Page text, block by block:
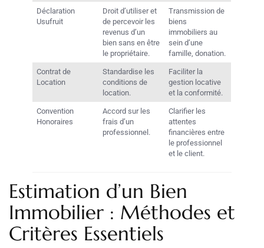
Déclaration
Usufruit
Droit d’utiliser et
de percevoir les
revenus d’un
bien sans en être
le propriétaire.
Transmission de
biens
immobiliers au
sein d’une
famille, donation.
Contrat de
Location
Standardise les
conditions de
location.
Faciliter la
gestion locative
et la conformité.
Convention
Honoraires
Accord sur les
frais d’un
professionnel.
Clarifier les
attentes
financières entre
le professionnel
et le client.
Estimation d’un Bien
Immobilier : Méthodes et
Critères Essentiels